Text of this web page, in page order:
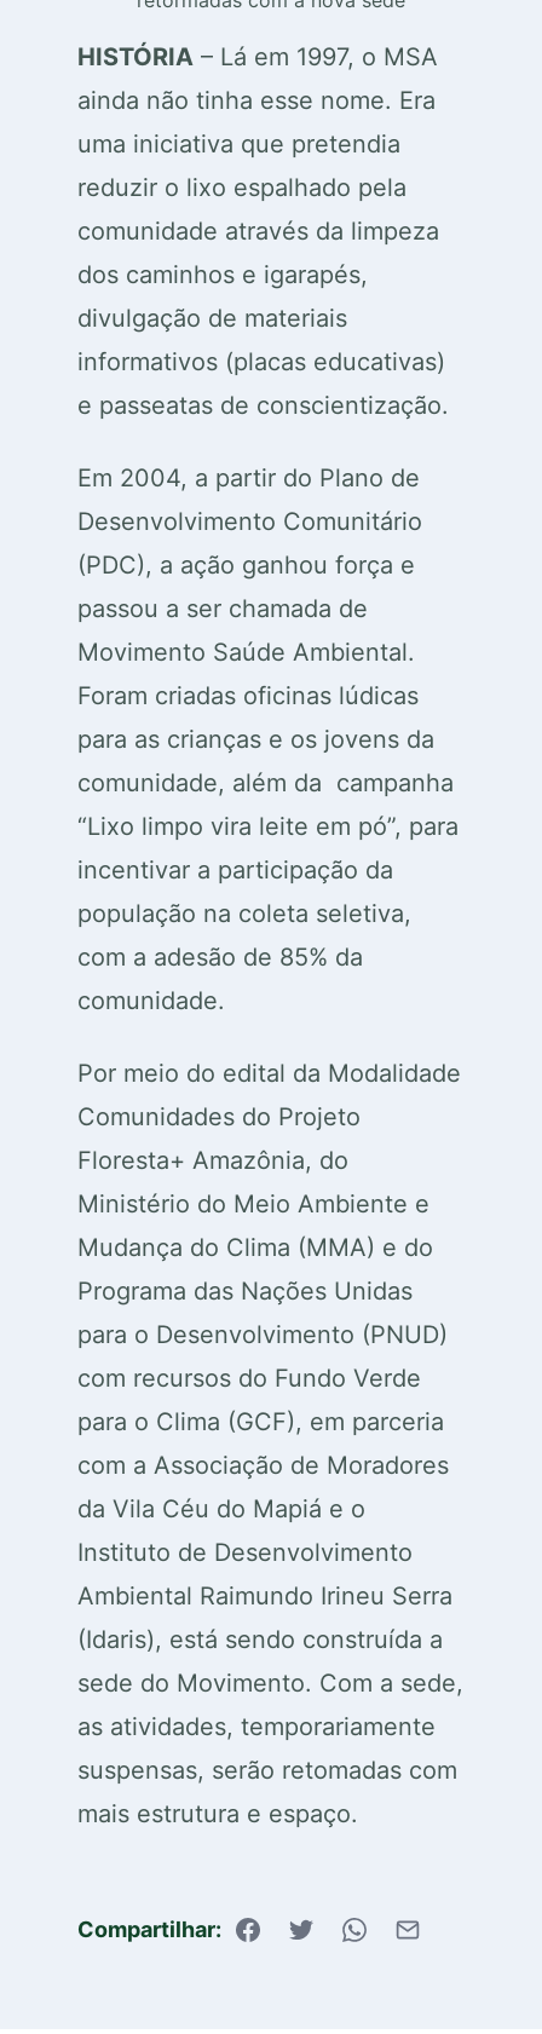
HISTÓRIA – Lá em 1997, o MSA
ainda não tinha esse nome. Era
uma iniciativa que pretendia
reduzir o lixo espalhado pela
comunidade através da limpeza
dos caminhos e igarapés,
divulgação de materiais
informativos (placas educativas)
e passeatas de conscientização.
Em 2004, a partir do Plano de
Desenvolvimento Comunitário
(PDC), a ação ganhou força e
passou a ser chamada de
Movimento Saúde Ambiental.
Foram criadas oficinas lúdicas
para as crianças e os jovens da
comunidade, além da campanha
“Lixo limpo vira leite em pó”, para
incentivar a participação da
população na coleta seletiva,
com a adesão de 85% da
comunidade.
Por meio do edital da Modalidade
Comunidades do Projeto
Floresta+ Amazônia, do
Ministério do Meio Ambiente e
Mudança do Clima (MMA) e do
Programa das Nações Unidas
para o Desenvolvimento (PNUD)
com recursos do Fundo Verde
para o Clima (GCF), em parceria
com a Associação de Moradores
da Vila Céu do Mapiá e o
Instituto de Desenvolvimento
Ambiental Raimundo Irineu Serra
(Idaris), está sendo construída a
sede do Movimento. Com a sede,
as atividades, temporariamente
suspensas, serão retomadas com
mais estrutura e espaço.
Compartilhar: